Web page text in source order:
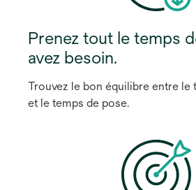
Prenez tout le temps
avez besoin.
Trouvez le bon équilibre entre le
et le temps de pose.